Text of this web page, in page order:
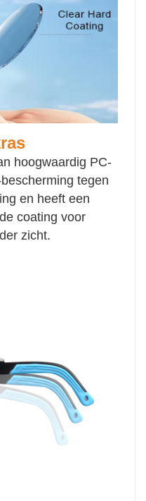
hoogwaardig PC-
tegen
en heeft een
coating voor
zicht.